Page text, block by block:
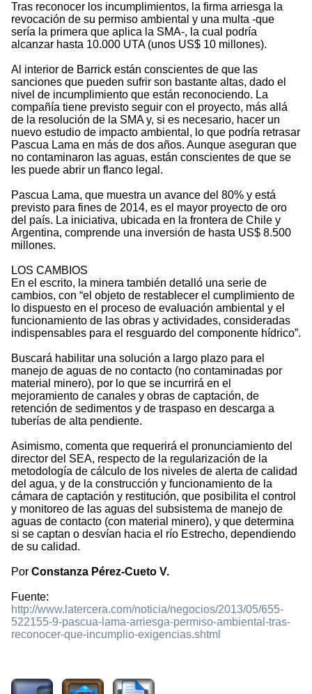
Tras reconocer los incumplimientos, la firma arriesga la
revocación de su permiso ambiental y una multa -que
sería la primera que aplica la SMA-, la cual podría
alcanzar hasta 10.000 UTA (unos US$ 10 millones).
Al interior de Barrick están conscientes de que las
sanciones que pueden sufrir son bastante altas, dado el
nivel de incumplimiento que están reconociendo. La
compañía tiene previsto seguir con el proyecto, más allá
de la resolución de la SMA y, si es necesario, hacer un
nuevo estudio de impacto ambiental, lo que podría retrasar
Pascua Lama en más de dos años. Aunque aseguran que
no contaminaron las aguas, están conscientes de que se
les puede abrir un flanco legal.
Pascua Lama, que muestra un avance del 80% y está
previsto para fines de 2014, es el mayor proyecto de oro
del país. La iniciativa, ubicada en la frontera de Chile y
Argentina, comprende una inversión de hasta US$ 8.500
millones.
LOS CAMBIOS
En el escrito, la minera también detalló una serie de
cambios, con “el objeto de restablecer el cumplimiento de
lo dispuesto en el proceso de evaluación ambiental y el
funcionamiento de las obras y actividades, consideradas
indispensables para el resguardo del componente hídrico”.
Buscará habilitar una solución a largo plazo para el
manejo de aguas de no contacto (no contaminadas por
material minero), por lo que se incurrirá en el
mejoramiento de canales y obras de captación, de
retención de sedimentos y de traspaso en descarga a
tuberías de alta pendiente.
Asimismo, comenta que requerirá el pronunciamiento del
director del SEA, respecto de la regularización de la
metodología de cálculo de los niveles de alerta de calidad
del agua, y de la construcción y funcionamiento de la
cámara de captación y restitución, que posibilita el control
y monitoreo de las aguas del subsistema de manejo de
aguas de contacto (con material minero), y que determina
si se captan o desvían hacia el río Estrecho, dependiendo
de su calidad.
Por Constanza Pérez-Cueto V.
Fuente:
http://www.latercera.com/noticia/negocios/2013/05/655-
522155-9-pascua-lama-arriesga-permiso-ambiental-tras-
reconocer-que-incumplio-exigencias.shtml